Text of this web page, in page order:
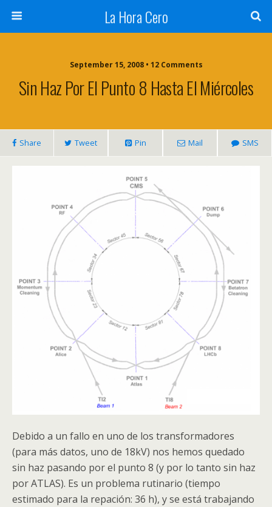
La Hora Cero
September 15, 2008 • 12 Comments
Sin Haz Por El Punto 8 Hasta El Miércoles
Share Tweet Pin Mail SMS
Debido a un fallo en uno de los transformadores
(para más datos, uno de 18kV) nos hemos quedado
sin haz pasando por el punto 8 (y por lo tanto sin haz
porATLAS). Es un problema rutinario (tiempo
estimado para la repación: 36 h), y se está trabajando